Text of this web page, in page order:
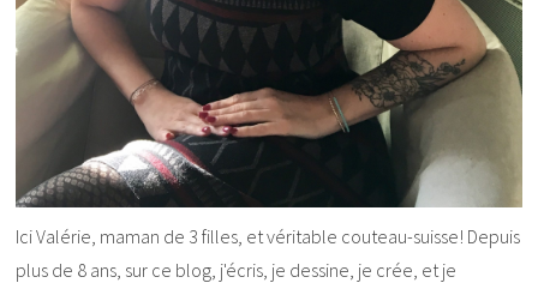
Ici Valérie, maman de 3 filles, et véritable couteau-suisse! Depuis
plus de 8 ans, sur ce blog, j'écris, je dessine, je crée, et je